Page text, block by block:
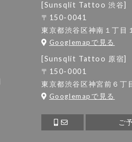
[Sunsqlit Tattoo 渋谷]
〒150-0041
東京都渋谷区神南１丁目
Googlemapで見る
[Sunsqlit Tattoo 原宿]
〒150-0001
東京都渋谷区神宮前６丁
Googlemapで見る
ご